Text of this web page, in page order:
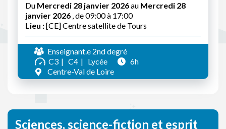
Du Mercredi 28 janvier 2026au Mercredi 28
janvier 2026 , de 09:00 à 17:00
Lieu :[CE] Centre satellite de Tours
Enseignant.e 2nd degré
C3
C4 Lycée
6h
Centre-Val de Loire
Sciences, science-fiction et esprit